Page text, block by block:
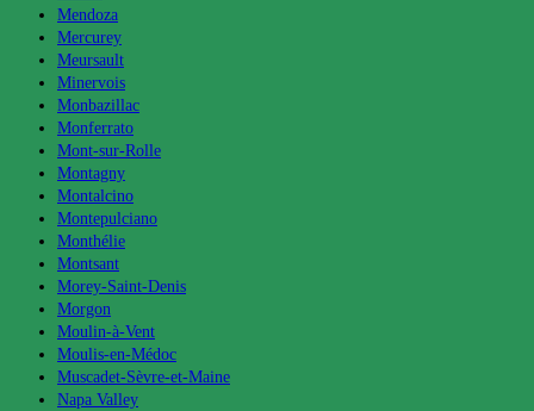
Mendoza
Mercurey
Meursault
Minervois
Monbazillac
Monferrato
Mont-sur-Rolle
Montagny
Montalcino
Montepulciano
Monthélie
Montsant
Morey-Saint-Denis
Morgon
Moulin-à-Vent
Moulis-en-Médoc
Muscadet-Sèvre-et-Maine
Napa Valley